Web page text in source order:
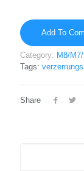
Add To
Category: M8/
Tags:
Share